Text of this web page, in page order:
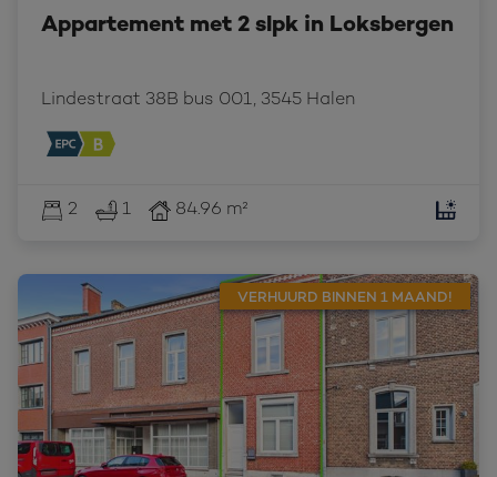
Appartement met 2 slpk in Loksbergen
Lindestraat 38B bus 001, 3545 Halen
2 1 84.96 m²
VERHUURD BINNEN 1 MAAND!